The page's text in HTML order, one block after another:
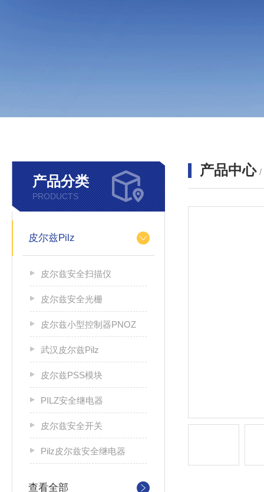
产品分类
PRODUCTS
皮尔兹Pilz
皮尔兹安全扫描仪
皮尔兹安全光栅
皮尔兹小型控制器PNOZ
武汉皮尔兹Pilz
皮尔兹PSS模块
PILZ安全继电器
皮尔兹安全开关
Pilz皮尔兹安全继电器
查看全部
产品中心 /